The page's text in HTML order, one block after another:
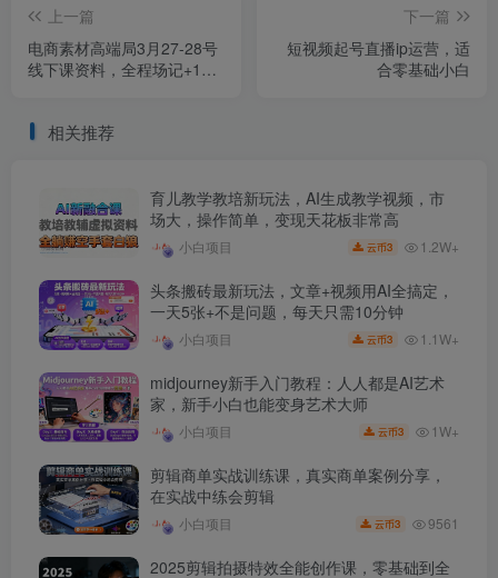
上一篇
电商素材高端局3月27-28号
线下课资料，全程场记+100
下一篇
短视频起号直播ip运营，适
合零基础小白
相关推荐
育儿教学教培新玩法，AI生成教学视频，市
场大，操作简单，变现天花板非常高
小白项目 云币3 1.2W+
头条搬砖最新玩法，文章+视频用AI全搞定，
一天5张+不是问题，每天只需10分钟
小白项目 云币3 1.1W+
midjourney新手入门教程：人人都是AI艺术
家，新手小白也能变身艺术大师
小白项目 云币3 1W+
剪辑商单实战训练课，真实商单案例分享，
在实战中练会剪辑
小白项目 云币3 9561
2025剪辑拍摄特效全能创作课，零基础到全